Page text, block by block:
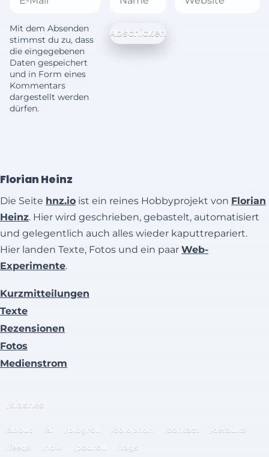
Mit dem Absenden
stimmst du zu, dass
die eingegebenen
Daten gespeichert
und in Form eines
Kommentars
dargestellt werden
dürfen.
Florian Heinz
Die Seite hnz.io ist ein reines Hobbyprojekt von Florian
Heinz. Hier wird geschrieben, gebastelt, automatisiert
und gelegentlich auch alles wieder kaputtrepariert.
Hier landen Texte, Fotos und ein paar Web-
Experimente.
Kurzmitteilungen
Texte
Rezensionen
Fotos
Medienstrom
/slashes
/about /ai /blogroll /colophon /contact
/defaults
/feeds
/now /podroll /tags